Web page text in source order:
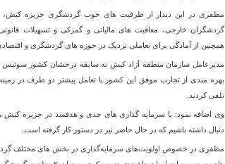
مظفری در این دیدار از ظرفیت های خوب گردشگری جزیره کیش،
گردشگران خارجی، معافیت های مالیاتی و گمرکی و تسهیلات
همچنین از آمادگی برای تعاملی نزدیک در حوزه های گردشگری و
مدیرعامل سازمان منطقه آزاد کیش به سابقه درخشان کشور سوئیس
بهره مندی از تجارب موفق این کشور با تعامل بیشتر دو طرف در
تلقی کردند
وی اضافه نمود: با سرمايه گذارى هاى جدى و هدفمند در جزيره كيش
دنبال داشته باشیم که در حال حاضر نیز در دستور کار گرفته است
مظفری در خصوص اولویت‌های سرمایه‌گذاری در بخش های مختلف